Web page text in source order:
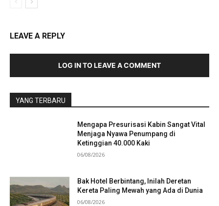
LEAVE A REPLY
LOG IN TO LEAVE A COMMENT
YANG TERBARU
Mengapa Presurisasi Kabin Sangat Vital
Menjaga Nyawa Penumpang di
Ketinggian 40.000 Kaki
06/08/2026
Bak Hotel Berbintang, Inilah Deretan
Kereta Paling Mewah yang Ada di Dunia
06/08/2026